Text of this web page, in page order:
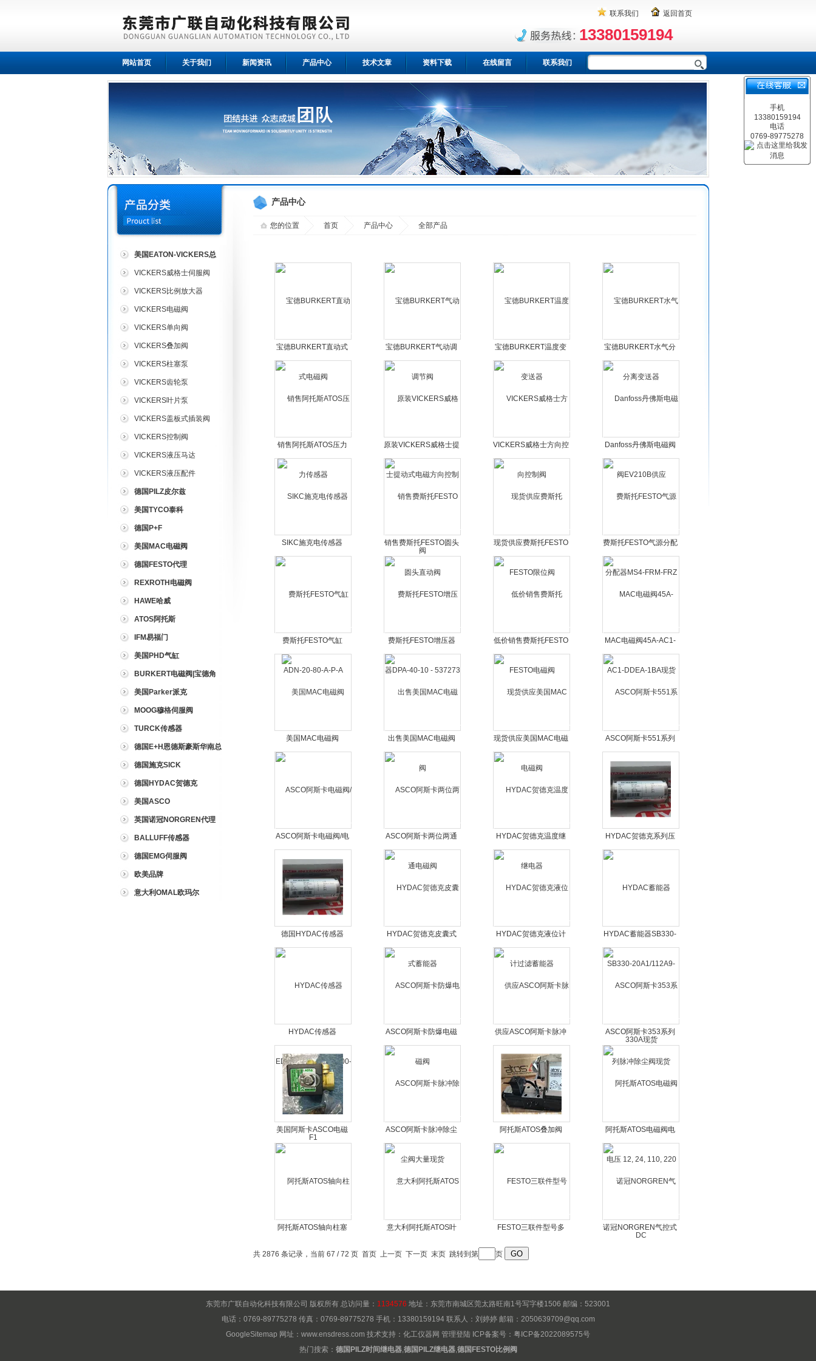
联系我们 返回首页
13380159194
网站首页 关于我们 新闻资讯 产品中心 技术文章 资料下载 在线留言 联系我们
美国EATON-VICKERS总
代理
VICKERS威格士伺服阀
VICKERS比例放大器
VICKERS电磁阀
VICKERS单向阀
VICKERS叠加阀
VICKERS柱塞泵
VICKERS齿轮泵
VICKERS叶片泵
VICKERS盖板式插装阀
VICKERS控制阀
VICKERS液压马达
VICKERS液压配件
德国PILZ皮尔兹
美国TYCO泰科
德国P+F
美国MAC电磁阀
德国FESTO代理
REXROTH电磁阀
HAWE哈威
ATOS阿托斯
IFM易福门
美国PHD气缸
BURKERT电磁阀|宝德角
座阀
美国Parker派克
MOOG穆格伺服阀
TURCK传感器
德国E+H恩德斯豪斯华南总
代理
德国施克SICK
德国HYDAC贺德克
美国ASCO
英国诺冠NORGREN代理
BALLUFF传感器
德国EMG伺服阀
欧美品牌
意大利OMAL欧玛尔
产品中心
您的位置 首页 产品中心 全部产品
宝德BURKERT直动式
电磁阀
宝德BURKERT气动调
节阀
宝德BURKERT温度变
送器
宝德BURKERT水气分
离变送器
销售阿托斯ATOS压力
传感器
原装VICKERS威格士提
动式电磁方向控制阀
VICKERS威格士方向控
制阀
Danfoss丹佛斯电磁阀
EV210B供应
SIKC施克电传感器
销售费斯托FESTO圆头
直动阀
现货供应费斯托FESTO
限位阀
费斯托FESTO气源分配
器MS4-FRM-FRZ
费斯托FESTO气缸
ADN-20-80-A-P-A
费斯托FESTO增压器
DPA-40-10 - 537273
低价销售费斯托FESTO
电磁阀
MAC电磁阀45A-AC1-
DDEA-1BA现货
美国MAC电磁阀 出售美国MAC电磁阀
现货供应美国MAC电磁
阀
ASCO阿斯卡551系列
电磁阀价格好
ASCO阿斯卡电磁阀/电
动阀
ASCO阿斯卡两位两通
电磁阀
HYDAC贺德克温度继
电器
HYDAC贺德克系列压
力传感器
德国HYDAC传感器
HYDAC贺德克皮囊式
蓄能器
HYDAC贺德克液位计
过滤蓄能器
HYDAC蓄能器SB330-
20A1/112A9-330A现货
HYDAC传感器
EDS3346-2-0016-000-
F1
ASCO阿斯卡防爆电磁
阀
供应ASCO阿斯卡脉冲
除尘阀
ASCO阿斯卡353系列
脉冲除尘阀现货
美国阿斯卡ASCO电磁
阀
ASCO阿斯卡脉冲除尘
阀大量现货
阿托斯ATOS叠加阀
HMP-011/100
阿托斯ATOS电磁阀电
压 12, 24, 110, 220 DC
阿托斯ATOS轴向柱塞
意大利阿托斯ATOS叶
FESTO三联件型号多
诺冠NORGREN气控式
共 2876 条记录，当前 67 / 72 页 首页 上一页 下一页 末页跳转到第 页
东莞市广联自动化科技有限公司 版权所有 总访问量： 1134576 地址：东莞市南城区莞太路旺南1号写字楼1506 邮编：523001
电话：0769-89775278 传真：0769-89775278 手机：13380159194 联系人：刘婷婷 邮箱： 2050639709@qq.com
GoogleSitemap 网址： www.ensdress.com 技术支持： 化工仪器网 管理登陆 ICP备案号： 粤ICP备2022089575号
热门搜索： 德国PILZ时间继电器,德国PILZ继电器,德国FESTO比例阀
手机
13380159194
电话
0769-89775278